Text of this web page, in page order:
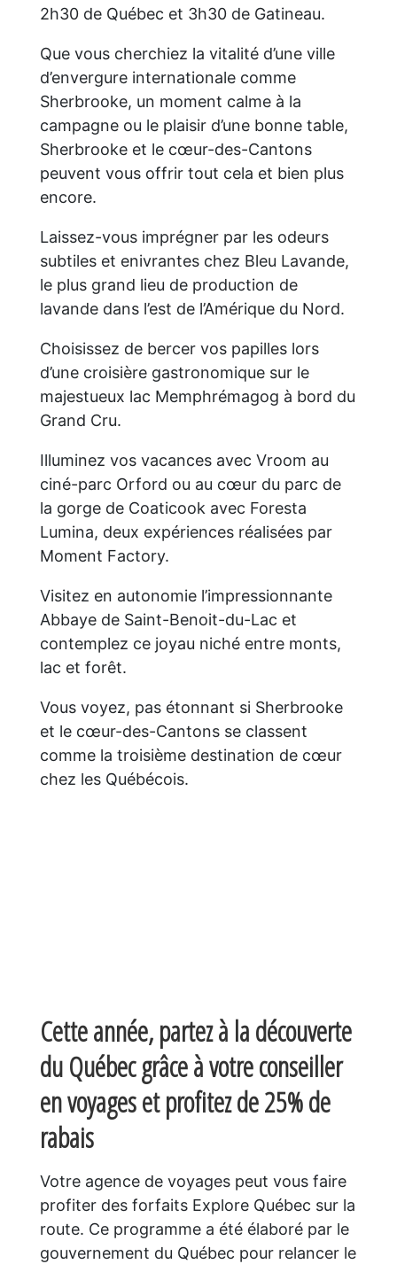
2h30 de Québec et 3h30 de Gatineau.
Que vous cherchiez la vitalité d’une ville
d’envergure internationale comme
Sherbrooke, un moment calme à la
campagne ou le plaisir d’une bonne table,
Sherbrooke et le cœur-des-Cantons
peuvent vous offrir tout cela et bien plus
encore.
Laissez-vous imprégner par les odeurs
subtiles et enivrantes chez Bleu Lavande,
le plus grand lieu de production de
lavande dans l’est de l’Amérique du Nord.
Choisissez de bercer vos papilles lors
d’une croisière gastronomique sur le
majestueux lac Memphrémagog à bord du
Grand Cru.
Illuminez vos vacances avec Vroom au
ciné-parc Orford ou au cœur du parc de
la gorge de Coaticook avec Foresta
Lumina, deux expériences réalisées par
Moment Factory.
Visitez en autonomie l’impressionnante
Abbaye de Saint-Benoit-du-Lac et
contemplez ce joyau niché entre monts,
lac et forêt.
Vous voyez, pas étonnant si Sherbrooke
et le cœur-des-Cantons se classent
comme la troisième destination de cœur
chez les Québécois.
Cette année, partez à la découverte
du Québec grâce à votre conseiller
en voyages et profitez de 25% de
rabais
Votre agence de voyages peut vous faire
profiter des forfaits Explore Québec sur la
route. Ce programme a été élaboré par le
gouvernement du Québec pour relancer le